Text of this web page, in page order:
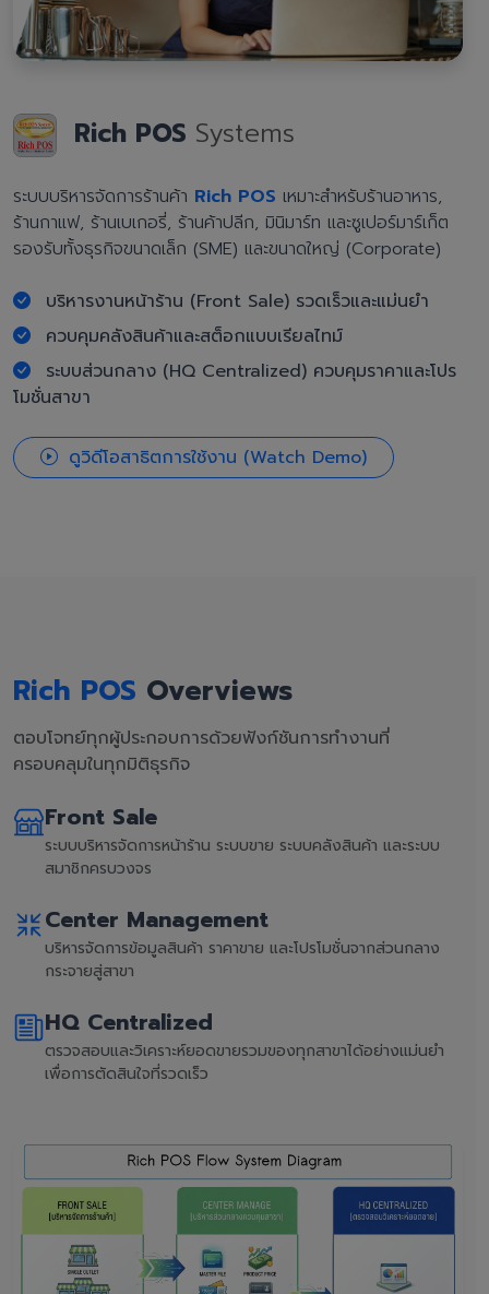
Rich POS Systems
ระบบบริหารจัดการร้านค้า Rich POS เหมาะสำหรับร้านอาหาร,
ร้านกาแฟ, ร้านเบเกอรี่, ร้านค้าปลีก, มินิมาร์ท และซูเปอร์มาร์เก็ต
รองรับทั้งธุรกิจขนาดเล็ก (SME) และขนาดใหญ่ (Corporate)
บริหารงานหน้าร้าน (Front Sale) รวดเร็วและแม่นยำ
ควบคุมคลังสินค้าและสต็อกแบบเรียลไทม์
ระบบส่วนกลาง (HQ Centralized) ควบคุมราคาและโปร
โมชั่นสาขา
ดูวิดีโอสาธิตการใช้งาน (Watch Demo)
Rich POS Overviews
ตอบโจทย์ทุกผู้ประกอบการด้วยฟังก์ชันการทำงานที่
ครอบคลุมในทุกมิติธุรกิจ
Front Sale
ระบบบริหารจัดการหน้าร้าน ระบบขาย ระบบคลังสินค้า และระบบ
สมาชิกครบวงจร
Center Management
บริหารจัดการข้อมูลสินค้า ราคาขาย และโปรโมชั่นจากส่วนกลาง
กระจายสู่สาขา
HQ Centralized
ตรวจสอบและวิเคราะห์ยอดขายรวมของทุกสาขาได้อย่างแม่นยำ
เพื่อการตัดสินใจที่รวดเร็ว